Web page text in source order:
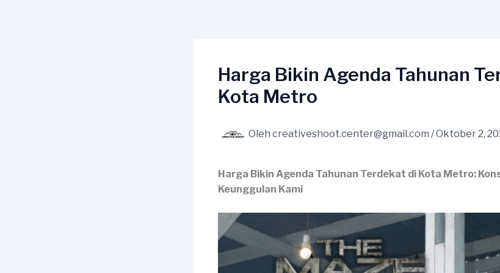
Harga Bikin Agenda Tahunan
Kota Metro
Oleh creativeshoot.center@gmail.com /Oktober 2,
Harga Bikin Agenda Tahunan Terdekat di Kota Metro:
Keunggulan Kami